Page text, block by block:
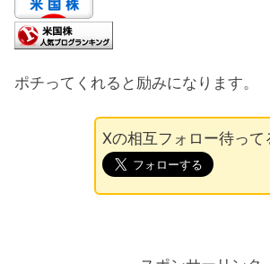
ポチってくれると励みになります。
Xの相互フォロー待って